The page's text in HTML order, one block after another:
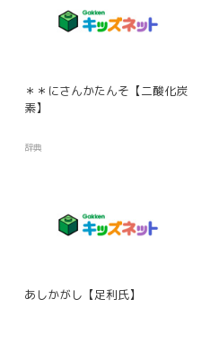
＊＊にさんかたんそ【二酸化炭
素】
辞典
あしかがし【足利氏】